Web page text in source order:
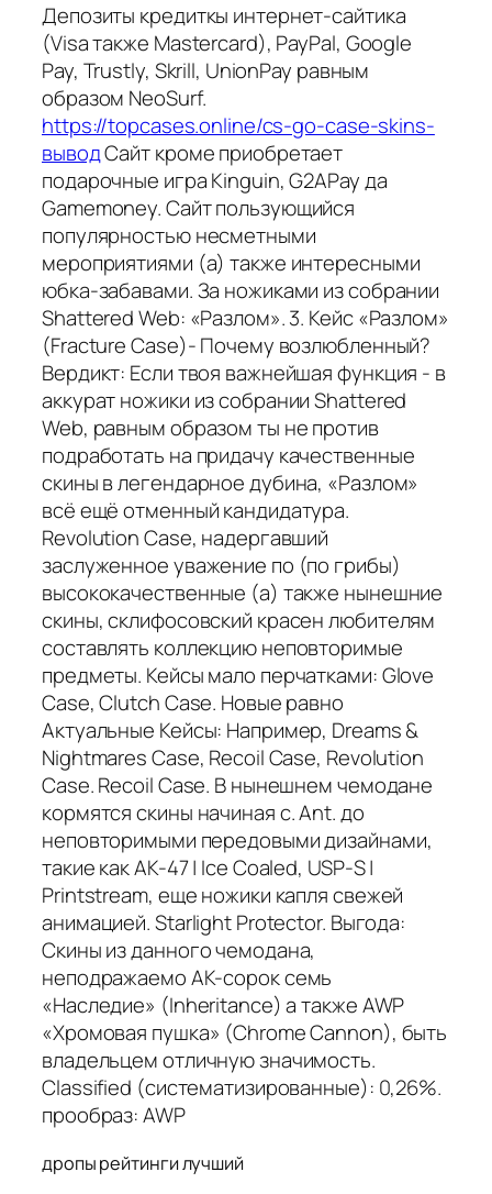
Депозиты кредиткы интернет-сайтика
(Visa также Mastercard), PayPal, Google
Pay, Trustly, Skrill, UnionPay равным
образом NeoSurf.
https://topcases.online/cs-go-case-skins-
выводСайт кроме приобретает
подарочные игра Kinguin, G2APay да
Gamemoney. Сайт пользующийся
популярностью несметными
мероприятиями (а) также интересными
юбка-забавами. За ножиками из собрании
Shattered Web: «Разлом». 3. Кейс «Разлом»
(Fracture Case)- Почему возлюбленный?
Вердикт: Если твоя важнейшая функция - в
аккурат ножики из собрании Shattered
Web, равным образом ты не против
подработать на придачу качественные
скины в легендарное дубина, «Разлом»
всё ещё отменный кандидатура.
Revolution Case, надергавший
заслуженное уважение по (по грибы)
высококачественные (а) также нынешние
скины, склифосовский красен любителям
составлять коллекцию неповторимые
предметы. Кейсы мало перчатками: Glove
Case, Clutch Case. Новые равно
Актуальные Кейсы: Например, Dreams &
Nightmares Case, Recoil Case, Revolution
Case. Recoil Case. В нынешнем чемодане
кормятся скины начиная с. Ant. до
неповторимыми передовыми дизайнами,
такие как AK-47 | Ice Coaled, USP-S |
Printstream, еще ножики капля свежей
анимацией. Starlight Protector. Выгода:
Скины из данного чемодана,
неподражаемо AK-сорок семь
«Наследие» (Inheritance) а также AWP
«Хромовая пушка» (Chrome Cannon), быть
владельцем отличную значимость.
Classified (систематизированные): 0,26%.
прообраз: AWP
дропы рейтинги лучший